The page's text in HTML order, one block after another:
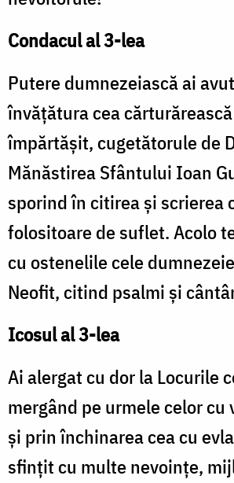
Condacul al 3-lea
Putere dumnezeiască ai
învățătura cea
împărtășit, cugetătorule de
Mănăstirea Sfântului Ioan
sporind în citirea și scrierea
folositoare de suflet. Acolo
cu ostenelile cele
Neofit, citind psalmi și
Icosul al 3-lea
Ai alergat cu dor la Locurile
mergând pe urmele celor cu
și prin închinarea cea cu
sfințit cu multe nevoințe,